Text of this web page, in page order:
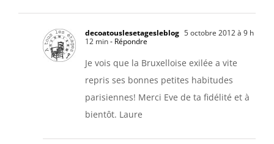
decoatouslesetagesleblog 5 octobre 2012 à 9 h
12 min- Répondre
Je vois que la Bruxelloise exilée a vite
repris ses bonnes petites habitudes
parisiennes! Merci Eve de ta fidélité et à
bientôt. Laure